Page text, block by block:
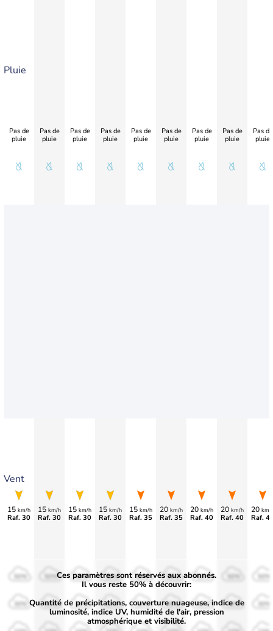
Pluie
Vent
Pas de
pluie
15 km/h
Raf. 30
Pas de
pluie
15 km/h
Raf. 30
Pas de
pluie
15 km/h
Raf. 30
Pas de
pluie
15 km/h
Raf. 30
Pas de
pluie
15 km/h
Raf. 35
Pas de
pluie
20 km/h
Raf. 35
Pas de
pluie
20 km/h
Raf. 40
Pas de
pluie
20 km/h
Raf. 40
Pas de
pluie
20 km/
Raf.
50%
30%
50%
30%
50%
30%
50%
30%
50%
30%
50%
30%
50%
30% 30% 30%
Ces paramètres sont réservés aux abonnés.
Il vous reste 50% à découvrir:
Quantité de précipitations, couverture nuageuse, indice de
luminosité, indice UV, humidité de l'air, pression
atmosphérique et visibilité.